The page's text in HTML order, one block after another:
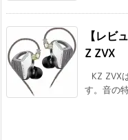
【レビ
Z ZVX
KZ ZVX
す。音の